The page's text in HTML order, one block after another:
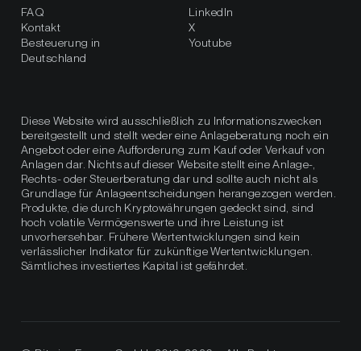
FAQ
Kontakt
Besteuerung in
Deutschland
LinkedIn
X
Youtube
Diese Website wird ausschließlich zu Informationszwecken
bereitgestellt und stellt weder eine Anlageberatung noch ein
Angebot oder eine Aufforderung zum Kauf oder Verkauf von
Anlagen dar. Nichts auf dieser Website stellt eine Anlage-,
Rechts- oder Steuerberatung dar und sollte auch nicht als
Grundlage für Anlageentscheidungen herangezogen werden.
Produkte, die durch Kryptowährungen gedeckt sind, sind
hoch volatile Vermögenswerte und ihre Leistung ist
unvorhersehbar. Frühere Wertentwicklungen sind kein
verlässlicher Indikator für zukünftige Wertentwicklungen.
Sämtliches investiertes Kapital ist gefährdet.